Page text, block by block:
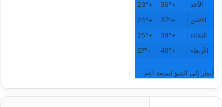
الأحد
+
35°
+
23°
الاثنين
+
37°
+
24°
الثلاثاء
+
39°
+
25°
الأربعاء
+
40°
+
27°
أنظر إلى التنبؤ لسبعة أيام